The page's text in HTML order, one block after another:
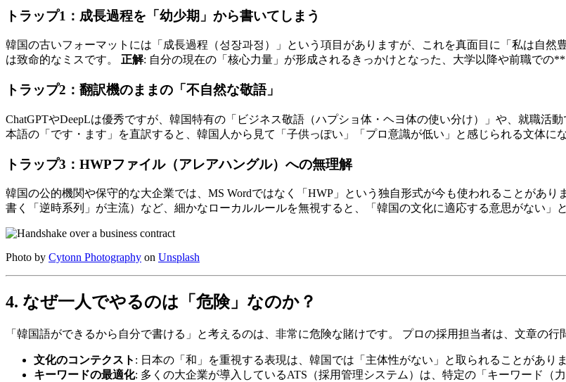
トラップ1：成長過程を「幼少期」から書いてしまう
韓国の古いフォーマットには「成長過程（성장과정）」という項目がありますが、これを真面目に「私は自
は致命的なミスです。 正解: 自分の現在の「核心力量」が形成されるきっかけとなった、大学以降や前職での
トラップ2：翻訳機のままの「不自然な敬語」
ChatGPTやDeepLは優秀ですが、韓国特有の「ビジネス敬語（ハプショ体・ヘヨ体の使い分け）」や、就職活
本語の「です・ます」を直訳すると、韓国人から見て「子供っぽい」「プロ意識が低い」と感じられる文体に
トラップ3：HWPファイル（アレアハングル）への無理解
韓国の公的機関や保守的な大企業では、MS Wordではなく「HWP」という独自形式が今も使われることがあ
書く「逆時系列」が主流）など、細かなローカルルールを無視すると、「韓国の文化に適応する意思がない」
Photo by Cytonn Photography on Unsplash
4. なぜ一人でやるのは「危険」なのか？
「韓国語ができるから自分で書ける」と考えるのは、非常に危険な賭けです。 プロの採用担当者は、文章の
文化のコンテクスト : 日本の「和」を重視する表現は、韓国では「主体性がない」と取られることがありま
キーワードの最適化: 多くの大企業が導入しているATS（採用管理システム）は、特定の「キーワード（